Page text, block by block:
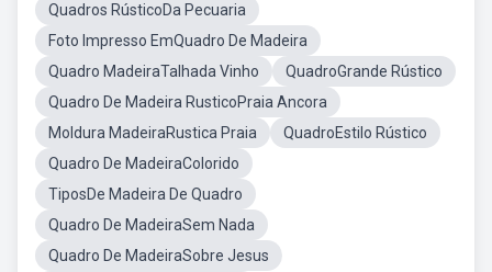
Quadros RústicoDa Pecuaria
Foto Impresso EmQuadro De Madeira
Quadro MadeiraTalhada Vinho
QuadroGrande Rústico
Quadro De Madeira RusticoPraia Ancora
Moldura MadeiraRustica Praia
QuadroEstilo Rústico
Quadro De MadeiraColorido
TiposDe Madeira De Quadro
Quadro De MadeiraSem Nada
Quadro De MadeiraSobre Jesus